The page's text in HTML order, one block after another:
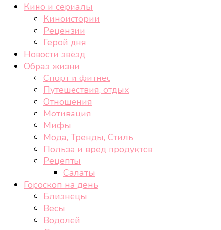
Кино и сериалы
Киноистории
Рецензии
Герой дня
Новости звёзд
Образ жизни
Спорт и фитнес
Путешествия, отдых
Отношения
Мотивация
Мифы
Мода, Тренды, Стиль
Польза и вред продуктов
Рецепты
Салаты
Гороскоп на день
Близнецы
Весы
Водолей